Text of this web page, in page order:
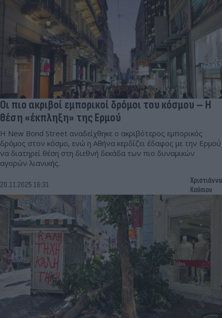
Οι πιο ακριβοί εμπορικοί δρόμοι του κόσμου – Η
θέση «έκπληξη» της Ερμού
Η New Bond Street αναδείχθηκε ο ακριβότερος εμπορικός
δρόμος στον κόσμο, ενώ η Αθήνα κερδίζει έδαφος με την Ερμού
να διατηρεί θέση στη διεθνή δεκάδα των πιο δυναμικών
αγορών λιανικής.
20.11.2025 16:31
Χριστιάννα
Κούσιου